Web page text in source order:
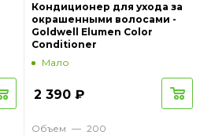
Кондиционер для ухода за
окрашенными волосами -
Goldwell Elumen Color
Conditioner
Мало
2 390 ₽
Объем — 200